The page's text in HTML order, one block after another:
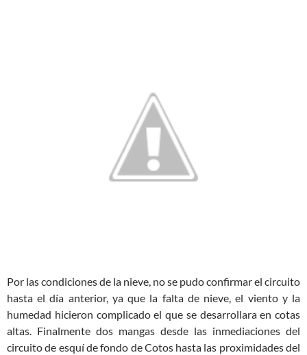
Por las condiciones de la nieve, no se pudo confirmar el circuito
hasta el día anterior, ya que la falta de nieve, el viento y la
humedad hicieron complicado el que se desarrollara en cotas
altas. Finalmente dos mangas desde las inmediaciones del
circuito de esquí de fondo de Cotos hasta las proximidades del